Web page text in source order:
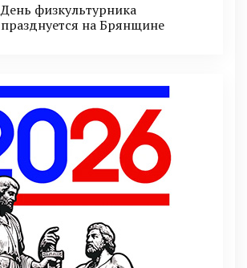
День физкультурника
празднуется на Брянщине